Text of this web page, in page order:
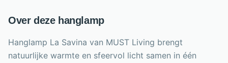
Over deze hanglamp
Hanglamp La Savina van MUST Living brengt
natuurlijke warmte en sfeervol licht samen in één